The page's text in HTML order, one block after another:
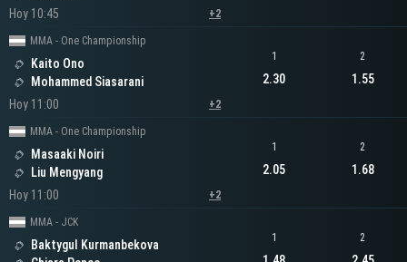
Hoy 10:45
+2
MMA - One Championship
Kaito Ono
Mohammed Siasarani
Hoy 11:00
+2
1
2.30
2
1.55
MMA - One Championship
Masaaki Noiri
Liu Mengyang
Hoy 11:00
+2
1
2.05
2
1.68
MMA - JCK
Baktygul Kurmanbekova
1 2